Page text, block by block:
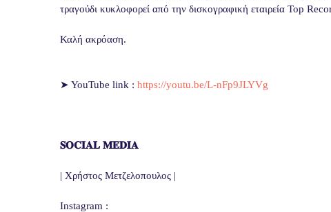
τραγούδι κυκλοφορεί από την δισκογραφική εταιρεία Top
Καλή ακρόαση.
➤ YouTube link : https://youtu.be/L-nFp9JLYVg
𝐒𝐎𝐂𝐈𝐀𝐋 𝐌𝐄𝐃𝐈𝐀
| Χρήστος Μετζελοπουλος |
Instagram :